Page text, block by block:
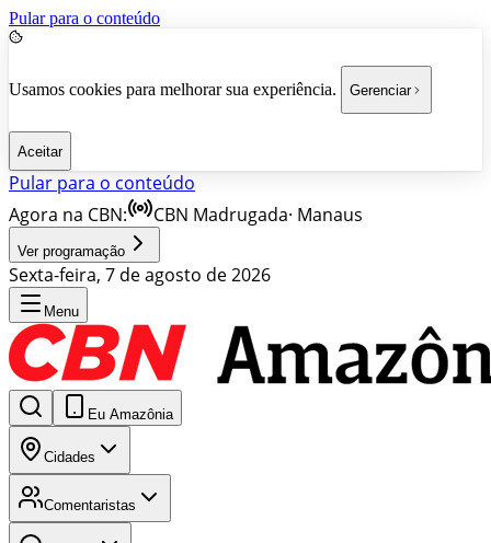
Pular para o conteúdo
Usamos cookies para melhorar sua experiência. Gerenciar
Aceitar
Pular para o conteúdo
Agora na CBN:
CBN Madrugada· Manaus
Ver programação
Sexta-feira, 7 de agosto de 2026
Menu
Eu Amazônia
Cidades
Comentaristas